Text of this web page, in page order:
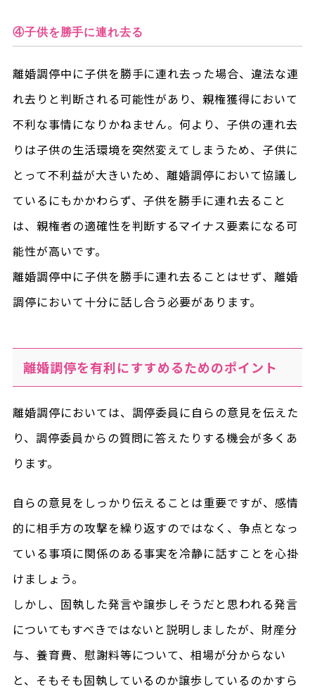
④子供を勝手に連れ去る
離婚調停中に子供を勝手に連れ去った場合、違法な連
れ去りと判断される可能性があり、親権獲得において
不利な事情になりかねません。何より、子供の連れ去
りは子供の生活環境を突然変えてしまうため、子供に
とって不利益が大きいため、離婚調停において協議し
ているにもかかわらず、子供を勝手に連れ去ること
は、親権者の適確性を判断するマイナス要素になる可
能性が高いです。
離婚調停中に子供を勝手に連れ去ることはせず、離婚
調停において十分に話し合う必要があります。
離婚調停を有利にすすめるためのポイント
離婚調停においては、調停委員に自らの意見を伝えた
り、調停委員からの質問に答えたりする機会が多くあ
ります。
自らの意見をしっかり伝えることは重要ですが、感情
的に相手方の攻撃を繰り返すのではなく、争点となっ
ている事項に関係のある事実を冷静に話すことを心掛
けましょう。
しかし、固執した発言や譲歩しそうだと思われる発言
についてもすべきではないと説明しましたが、財産分
与、養育費、慰謝料等について、相場が分からない
と、そもそも固執しているのか譲歩しているのかすら